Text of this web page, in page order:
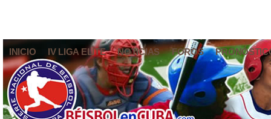
INICIO IV LIGA ELITE NOTICIAS FOROS